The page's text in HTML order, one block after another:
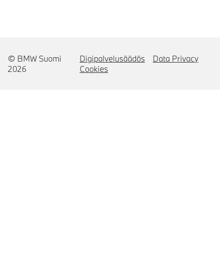
© BMW Suomi
2026
Digipalvelusäädös
Data Privacy
Cookies